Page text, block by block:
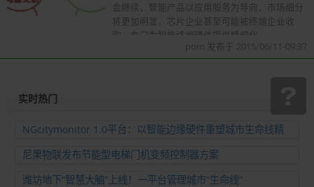
会继续，智能产品以应用服务为导向，市场细分
将更加明显，芯片企业甚至可能被终端企业收
购，专门为智能终端硬件提供精细化
pom 发布于 2015/06/11-09:37
实时热门
NGcitymonitor 1.0平台：以智能边缘硬件重塑城市生命线精
准运维新范式
尼果物联发布节能型电梯门机变频控制器方案
潍坊地下“智慧大脑”上线！一平台管理城市“生命线”